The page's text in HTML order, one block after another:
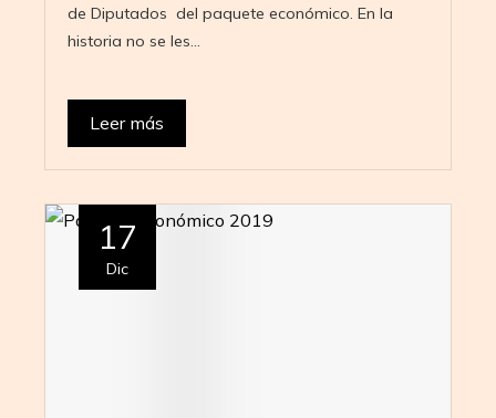
de Diputados del paquete económico. En la
historia no se les…
Leer más
17
Dic